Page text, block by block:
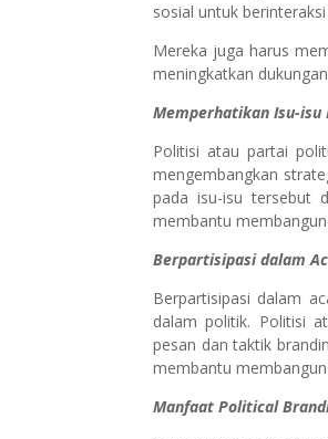
sosial untuk
Mereka juga harus
meningkatkan
Memperhatikan Isu-isu
Politisi atau partai
mengembangkan
pada isu-isu tersebut
membantu
Berpartisipasi dalam
Berpartisipasi dalam
dalam politik. Politisi
pesan dan taktik
membantu
Manfaat Political